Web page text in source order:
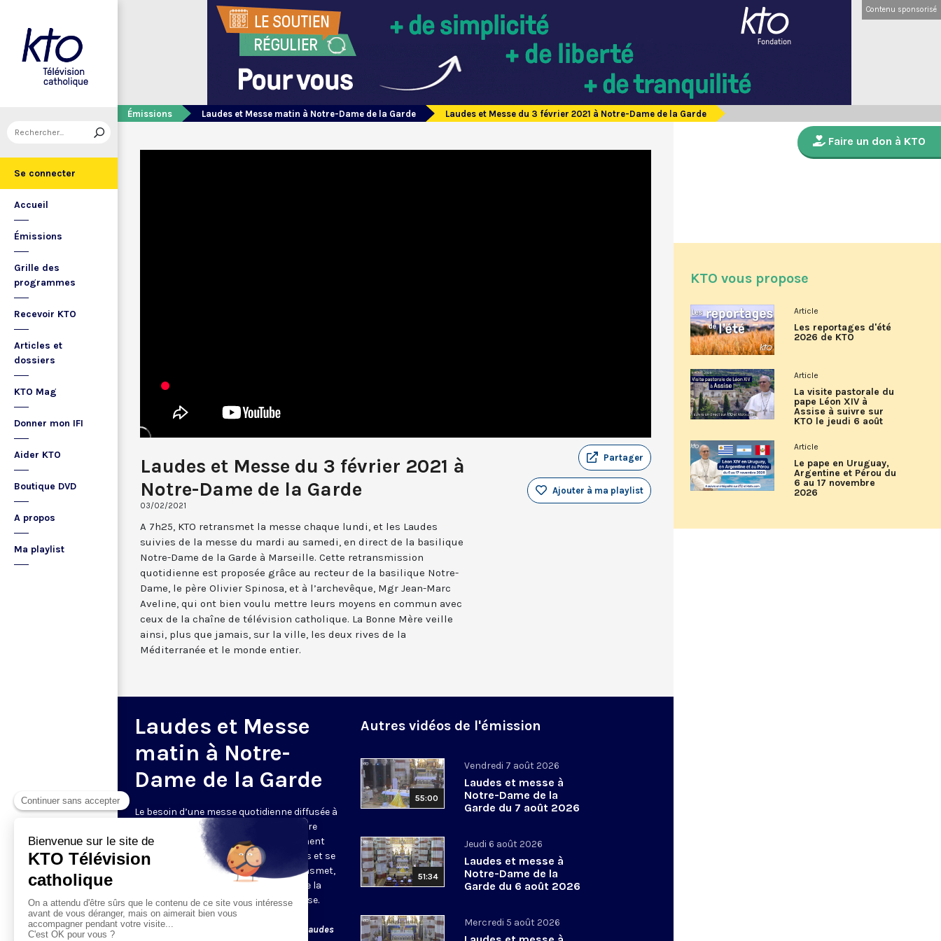
Se connecter
Accueil
Émissions
Grille des
programmes
Recevoir KTO
Articles et
dossiers
KTO Mag
Donner mon IFI
Aider KTO
Boutique DVD
A propos
Ma playlist
Contenu sponsorisé
Émissions Laudes et Messe matin à Notre-Dame de la Garde Laudes et Messe du 3 février 2021 à Notre-Dame de la Garde
Laudes et Messe du 3 février 2021 à
Notre-Dame de la Garde
03/02/2021
Partager
Ajouter à ma playlist
A 7h25, KTO retransmet la messe chaque lundi, et les Laudes
suivies de la messe du mardi au samedi, en direct de la basilique
Notre-Dame de la Garde à Marseille. Cette retransmission
quotidienne est proposée grâce au recteur de la basilique Notre-
Dame, le père Olivier Spinosa, et à l’archevêque, Mgr Jean-Marc
Aveline, qui ont bien voulu mettre leurs moyens en commun avec
ceux de la chaîne de télévision catholique. La Bonne Mère veille
ainsi, plus que jamais, sur la ville, les deux rives de la
Méditerranée et le monde entier.
Laudes et Messe
matin à Notre-
Dame de la Garde
Le besoin d’une messe quotidienne diffusée à
la télévision a été exprimé d’une manière
encore plus forte pendant le confinement
dans de nombreux pays francophones et se
maintient depuis la reprise. KTO retransmet,
en direct de la basilique Notre-Dame de la
Garde, à Marseille, les laudes et la messe.
Le lundi à 7h25, la messe
Du mardi au samedi à 7h25, messe avec laudes
Autres vidéos de l'émission
55:00
Vendredi 7 août 2026
Laudes et messe à
Notre-Dame de la
Garde du 7 août 2026
51:34
Jeudi 6 août 2026
Laudes et messe à
Notre-Dame de la
Garde du 6 août 2026
Mercredi 5 août 2026
Faire un don à KTO
KTO vous propose
Article
Les reportages d'été
2026 de KTO
Article
La visite pastorale du
pape Léon XIV à
Assise à suivre sur
KTO le jeudi 6 août
Article
Le pape en Uruguay,
Argentine et Pérou du
6 au 17 novembre
2026